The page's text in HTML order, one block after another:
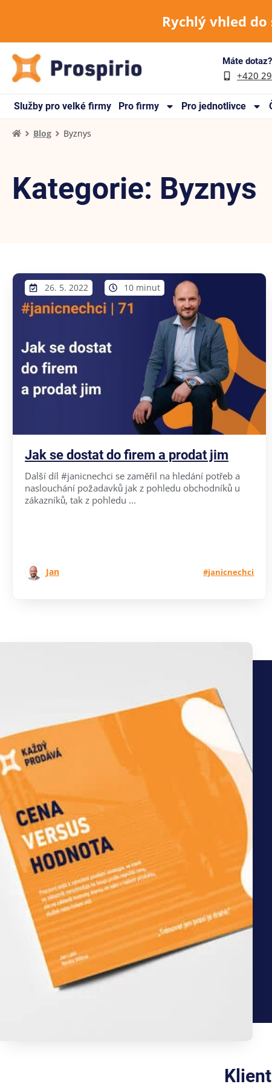
Rychlý vhled
Máte
+420
Služby pro velké firmy Pro firmy Pro jednotlivce
Blog Byznys
Kategorie: Byznys
26. 5. 2022 10 minut
Jak se dostat do firem a prodat jim
Další díl #janicnechci se zaměřil na hledání potřeb a
naslouchání požadavků jak z pohledu obchodníků u
zákazníků, tak z pohledu ...
Jan #janicnechci